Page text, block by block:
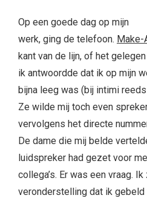
Op een goede dag op mijn
werk, ging de telefoon. Make-
kant van de lijn, of het
ik antwoordde dat ik op mijn
bijna leeg was (bij intimi
Ze wilde mij toch even
vervolgens het directe
De dame die mij belde
luidspreker had gezet voor
collega’s. Er was een vraag.
veronderstelling dat ik gebeld